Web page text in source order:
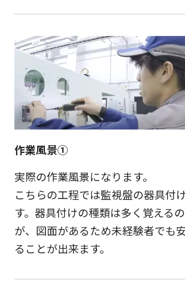
作業風景①
実際の作業風景になります。
こちらの工程では監視盤の器具付
す。器具付けの種類は多く覚える
が、図面があるため未経験者でも
ることが出来ます。